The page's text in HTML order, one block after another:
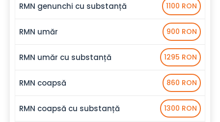
RMN genunchi cu substanță 1100 RON
RMN umăr 900 RON
RMN umăr cu substanță 1295 RON
RMN coapsă 860 RON
RMN coapsă cu substanță 1300 RON